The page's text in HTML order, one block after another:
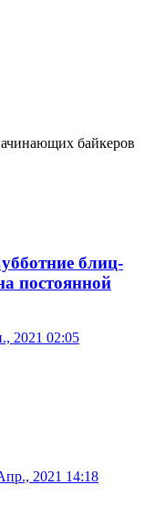
байкеров
блиц-
постоянной
2021 02:05
2021 14:18